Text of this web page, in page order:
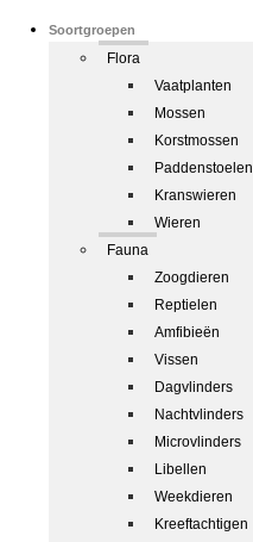
Soortgroepen
Flora
Vaatplanten
Mossen
Korstmossen
Paddenstoelen
Kranswieren
Wieren
Fauna
Zoogdieren
Reptielen
Amfibieën
Vissen
Dagvlinders
Nachtvlinders
Microvlinders
Libellen
Weekdieren
Kreeftachtigen